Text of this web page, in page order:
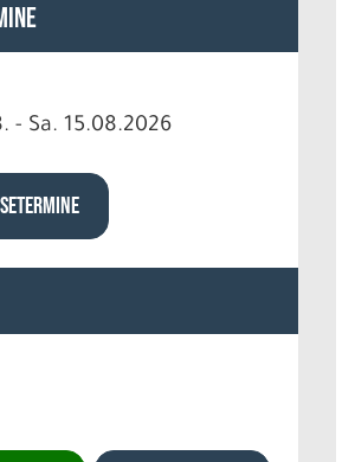
- Sa. 15.08.2026